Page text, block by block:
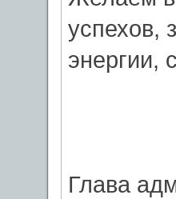
успехов,
энергии,
Глава